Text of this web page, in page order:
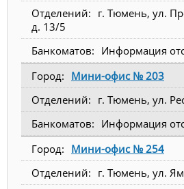
г. Тюмень, ул.
д. 13/5
Информация
Мини-офис № 203
г. Тюмень, ул.
Информация
Мини-офис № 254
г. Тюмень, ул.